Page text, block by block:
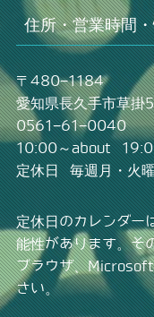
住所・営業時間
〒480−1184
愛知県長久手市草掛
0561−61−0040
10:00～about
定休日 毎週月・火
定休日のカレンダー
能性があります。そ
ブラウザ、
さい。